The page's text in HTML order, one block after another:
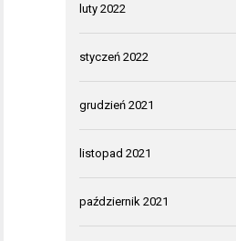
luty 2022
styczeń 2022
grudzień 2021
listopad 2021
październik 2021